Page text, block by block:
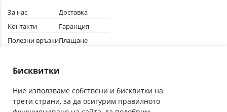
За нас
Контакти
Полезни връзки
Общи условия
Доставка
Гаранция
Плащане
Абонирай се за нашия бюлетин
Бисквитки
Ние използваме собствени и бисквитки на
трети страни, за да осигурим правилното